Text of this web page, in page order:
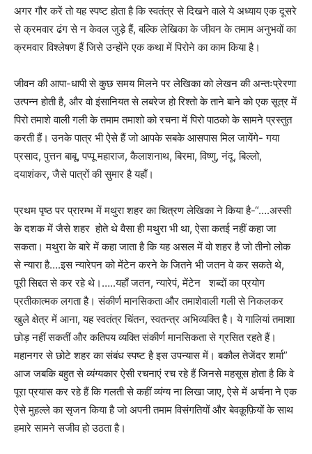
अगर गौर करें तो यह स्पष्ट होता है कि स्वतंत्र से दिखने वाले ये अध्याय एक दूसरे
से क्रमवार ढंग से न केवल जुड़े हैं, बल्कि लेखिका के जीवन के तमाम अनुभवों का
क्रमवार विश्लेषण हैं जिसे उन्होंने एक कथा में पिरोने का काम किया है।
जीवन की आपा-धापी से कुछ समय मिलने पर लेखिका को लेखन की अन्तःप्रेरणा
उत्पन्न होती है, और वो इंसानियत से लबरेज हो रिश्तो के ताने बाने को एक सूत्र में
पिरो तमाशे वाली गली के तमाम तमाशो को रचना में पिरो पाठको के सामने प्रस्तुत
करती हैं। उनके पात्र भी ऐसे हैं जो आपके सबके आसपास मिल जायेंगे- गया
प्रसाद, पुत्तन बाबू, पप्पू महाराज, कैलाशनाथ, बिरमा, विष्णु, नंदू, बिल्लो,
दयाशंकर, जैसे पात्रों की सुमार है यहाँ।
प्रथम पृष्ठ पर प्रारम्भ में मथुरा शहर का चित्रण लेखिका ने किया है-“….अस्सी
के दशक में जैसे शहर होते थे वैसा ही मथुरा भी था, ऐसा कतई नहीं कहा जा
सकता। मथुरा के बारे में कहा जाता है कि यह असल में वो शहर है जो तीनो लोक
से न्यारा है….इस न्यारेपन को मेंटेन करने के जितने भी जतन वे कर सकते थे,
पूरी सिद्दत से कर रहे थे।…..यहाँ जतन, न्यारेपं, मेंटेन शब्दों का प्रयोग
प्रतीकात्मक लगता है। संकीर्ण मानसिकता और तमाशेवाली गली से निकलकर
खुले क्षेत्र में आना, यह स्वतंत्र चिंतन, स्वतन्त्र अभिव्यक्ति है। ये गालियां तमाशा
छोड़ नहीं सकतीं और कतिपय व्यक्ति संकीर्ण मानसिकता से ग्रसित रहते हैं।
महानगर से छोटे शहर का संबंध स्पष्ट है इस उपन्यास में। बकौल तेजेंदर शर्मा”
आज जबकि बहुत से व्यंग्यकार ऐसी रचनाएं रच रहे हैं जिनसे महसूस होता है कि वे
पूरा प्रयास कर रहे हैं कि गलती से कहीं व्यंग्य ना लिखा जाए, ऐसे में अर्चना ने एक
ऐसे मुहल्ले का सृजन किया है जो अपनी तमाम विसंगतियों और बेवक़ूफ़ियों के साथ
हमारे सामने सजीव हो उठता है।